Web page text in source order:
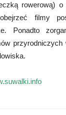
rowerową) o
filmy
Ponadto